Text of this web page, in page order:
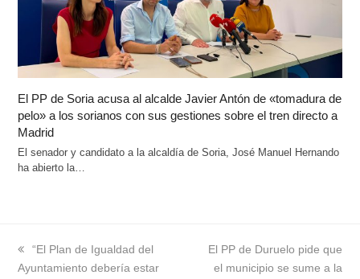
El PP de Soria acusa al alcalde Javier Antón de «tomadura de
pelo» a los sorianos con sus gestiones sobre el tren directo a
Madrid
El senador y candidato a la alcaldía de Soria, José Manuel Hernando
ha abierto la…
previous
post:
“El Plan de Igualdad del
Ayuntamiento debería estar
next
post:
El PP de Duruelo pide que
el municipio se sume a la